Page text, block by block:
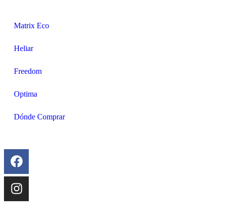
Matrix Eco
Heliar
Freedom
Optima
Dónde Comprar